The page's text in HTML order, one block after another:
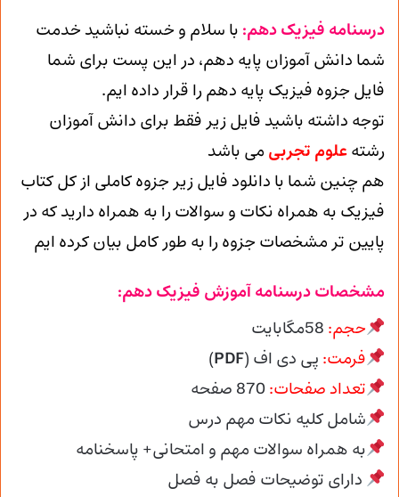
درسنامه فیزیک دهم: با سلام و خسته نباشید خدمت
شما دانش آموزان پایه دهم، در این پست برای شما
فایل جزوه فیزیک پایه دهم را قرار داده ایم.
توجه داشته باشید فایل زیر فقط برای دانش آموزان
رشتهعلوم تجربی می باشد
هم چنین شما با دانلود فایل زیر جزوه کاملی از کل کتاب
فیزیک به همراه نکات و سوالات را به همراه دارید که در
پایین تر مشخصات جزوه را به طور کامل بیان کرده ایم
مشخصات درسنامه آموزش فیزیک دهم:
حجم:
فرمت: پی دی اف (PDF
)
تعداد صفحات:870 صفحه
شامل کلیه نکات مهم درس
به همراه سوالات مهم و امتحانی+ پاسخنامه
دارای توضیحات فصل به فصل